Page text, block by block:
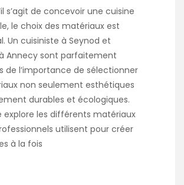
s’agit de concevoir une cuisine
le choix des matériaux est
Un cuisiniste à Seynod et
Annecy sont parfaitement
de l’importance de sélectionner
non seulement esthétiques
durables et écologiques.
explore les différents matériaux
utilisent pour créer
à la fois